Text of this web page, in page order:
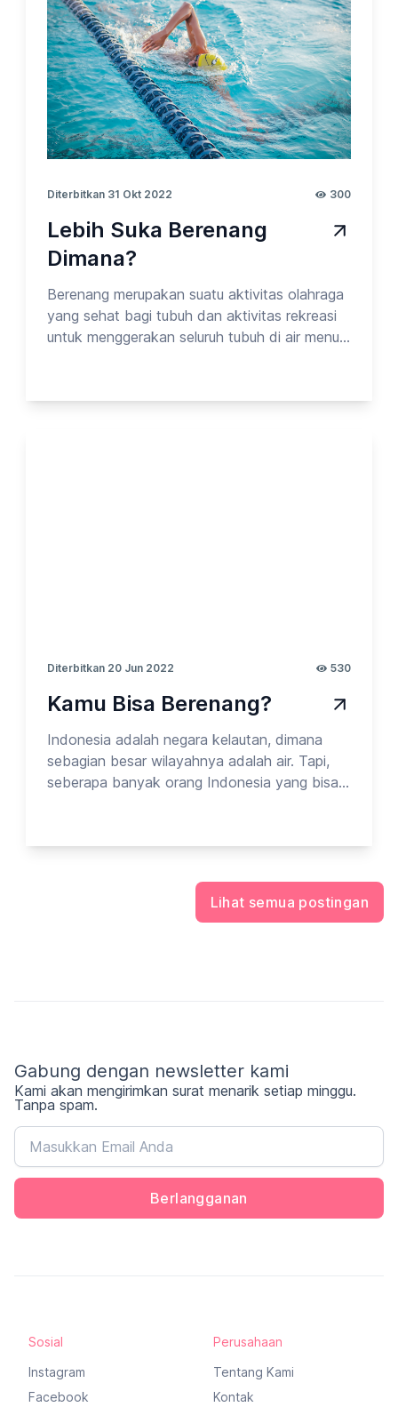
Diterbitkan 31 Okt 2022 300
Lebih Suka Berenang
Dimana?
Berenang merupakan suatu aktivitas olahraga
yang sehat bagi tubuh dan aktivitas rekreasi
untuk menggerakan seluruh tubuh di air menuju
tentang berenang. Yuk cek surveinya!
Diterbitkan 20 Jun 2022 530
Kamu Bisa Berenang?
Indonesia adalah negara kelautan, dimana
sebagian besar wilayahnya adalah air. Tapi,
seberapa banyak orang Indonesia yang bisa
Lihat semua postingan
Gabung dengan newsletter kami
Kami akan mengirimkan surat menarik setiap minggu.
Tanpa spam.
Berlangganan
Sosial
Instagram
Facebook
Perusahaan
Tentang Kami
Kontak